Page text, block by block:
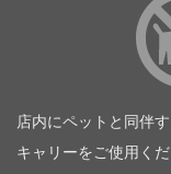
店内にペットと同伴
キャリーをご使用く